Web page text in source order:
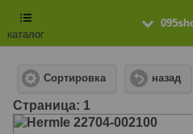
каталог
Сортировка назад
Cтраница: 1
Hermle 22704-002100